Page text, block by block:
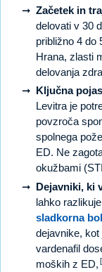
Začetek in
delovati v 30
približno 4 do
Hrana, zlasti
delovanja
Ključna
Levitra je
povzroča
spolnega
ED. Ne
okužbami
Dejavniki, ki
lahko
sladkorna
dejavnike, kot
vardenafil
moških z ED,